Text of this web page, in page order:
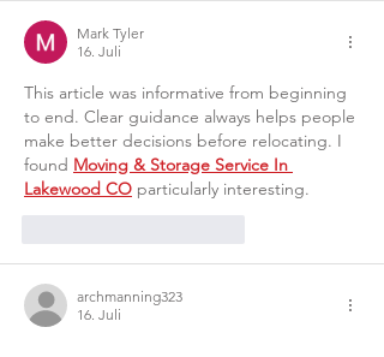
Mark Tyler
16. Juli
This article was informative from beginning
to end. Clear guidance always helps people
make better decisions before relocating. I
found Moving & Storage Service In
Lakewood CO particularly interesting.
archmanning323
16. Juli